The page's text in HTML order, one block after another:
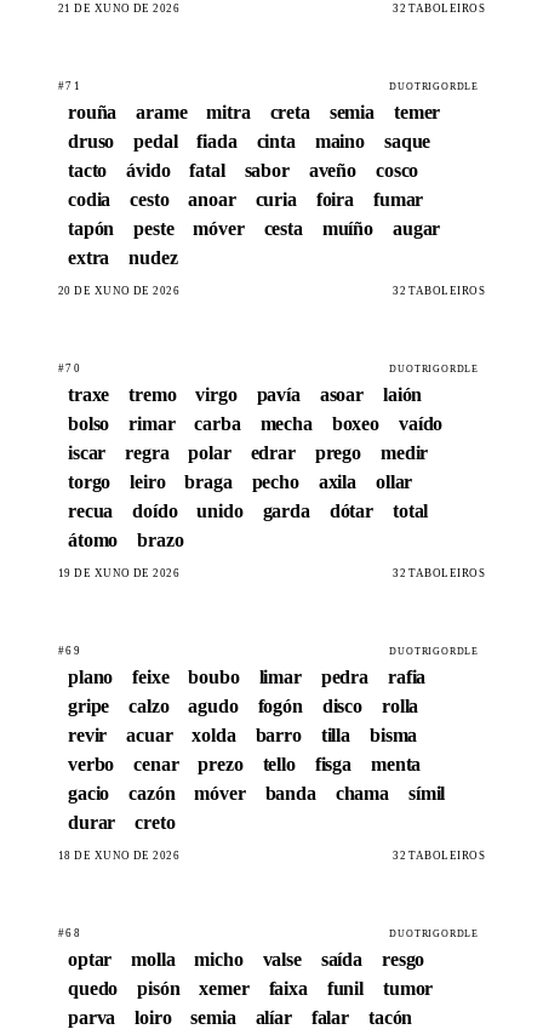
21 DE XUÑO DE 2026 32 TABOLEIROS
#71 DUOTRIGORDLE
rouña arame mitra creta semia
temer
druso
pedal fiada cinta maino
saque
tacto
ávido fatal sabor aveño
cosco
codia
cesto anoar curia foira
fumar
tapón
peste móver cesta muíño
augar
extra
nudez
20 DE XUÑO DE 2026 32 TABOLEIROS
#70 DUOTRIGORDLE
traxe tremo virgo pavía asoar
laión
bolso
rimar carba mecha boxeo
vaído
iscar
regra polar edrar prego
medir
torgo
leiro braga pecho axila
ollar
recua
doído unido garda dótar
total
átomo
brazo
19 DE XUÑO DE 2026 32 TABOLEIROS
#69 DUOTRIGORDLE
plano feixe boubo limar pedra
rafia
gripe
calzo agudo fogón disco
rolla
revir
acuar xolda barro tilla
bisma
verbo
cenar prezo tello fisga
menta
gacio
cazón móver banda chama
símil
durar
creto
18 DE XUÑO DE 2026 32 TABOLEIROS
#68 DUOTRIGORDLE
optar molla micho valse saída
resgo
quedo
pisón xemer faixa funil
tumor
parva
loiro semia alíar falar tacón